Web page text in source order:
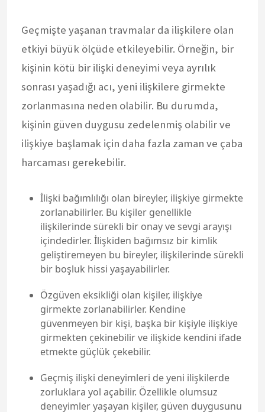
Geçmişte yaşanan travmalar da ilişkilere olan
etkiyi büyük ölçüde etkileyebilir. Örneğin, bir
kişinin kötü bir ilişki deneyimi veya ayrılık
sonrası yaşadığı acı, yeni ilişkilere girmekte
zorlanmasına neden olabilir. Bu durumda,
kişinin güven duygusu zedelenmiş olabilir ve
ilişkiye başlamak için daha fazla zaman ve çaba
harcaması gerekebilir.
İlişki bağımlılığı olan bireyler, ilişkiye girmekte
zorlanabilirler. Bu kişiler genellikle
ilişkilerinde sürekli bir onay ve sevgi arayışı
içindedirler. İlişkiden bağımsız bir kimlik
geliştiremeyen bu bireyler, ilişkilerinde sürekli
bir boşluk hissi yaşayabilirler.
Özgüven eksikliği olan kişiler, ilişkiye
girmekte zorlanabilirler. Kendine
güvenmeyen bir kişi, başka bir kişiyle ilişkiye
girmekten çekinebilir ve ilişkide kendini ifade
etmekte güçlük çekebilir.
Geçmiş ilişki deneyimleri de yeni ilişkilerde
zorluklara yol açabilir. Özellikle olumsuz
deneyimler yaşayan kişiler, güven duygusunu